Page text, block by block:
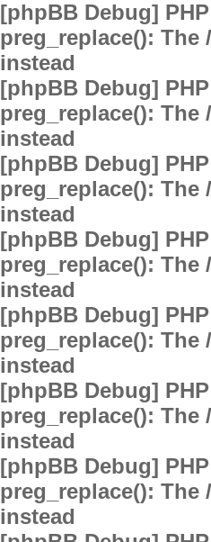
[phpBB Debug]
preg_replace():
instead
[phpBB Debug]
preg_replace():
instead
[phpBB Debug]
preg_replace():
instead
[phpBB Debug]
preg_replace():
instead
[phpBB Debug]
preg_replace():
instead
[phpBB Debug]
preg_replace():
instead
[phpBB Debug]
preg_replace():
instead